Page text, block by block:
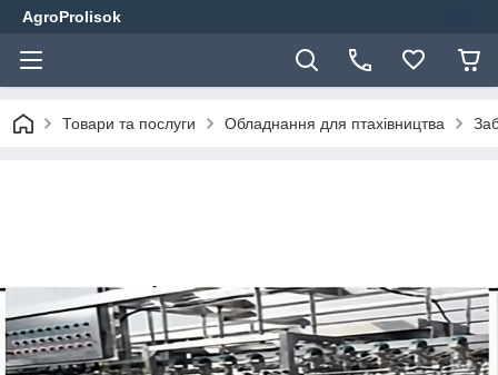
AgroProlisok
Товари та послуги Обладнання для птахівництва